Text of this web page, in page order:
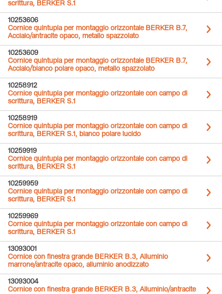
scrittura, BERKER S.1
10253606
Cornice quintupla per montaggio orizzontale BERKER B.7,
Acciaio/antracite opaco, metallo spazzolato
10253609
Cornice quintupla per montaggio orizzontale BERKER B.7,
Acciaio/bianco polare opaco, metallo spazzolato
10258912
Cornice quintupla per montaggio orizzontale con campo di
scrittura, BERKER S.1
10258919
Cornice quintupla per montaggio orizzontale con campo di
scrittura, BERKER S.1, bianco polare lucido
10259919
Cornice quintupla per montaggio orizzontale con campo di
scrittura, BERKER S.1
10259959
Cornice quintupla per montaggio orizzontale con campo di
scrittura, BERKER S.1
10259969
Cornice quintupla per montaggio orizzontale con campo di
scrittura, BERKER S.1
13093001
Cornice con finestra grande BERKER B.3, Alluminio
marrone/antracite opaco, alluminio anodizzato
13093004
Cornice con finestra grande BERKER B.3, Alluminio/antracite